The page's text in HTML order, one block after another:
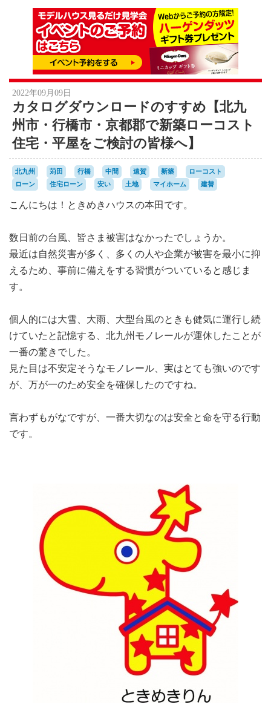
2022年09月09日
カタログダウンロードのすすめ【北九
州市・行橋市・京都郡で新築ローコスト
住宅・平屋をご検討の皆様へ】
北九州 苅田 行橋 中間 遠賀 新築
ローコスト
ローン
住宅ローン 安い 土地 マイホーム 建替
こんにちは！ときめきハウスの本田です。
数日前の台風、皆さま被害はなかったでしょうか。
最近は自然災害が多く、多くの人や企業が被害を最小に抑
えるため、事前に備えをする習慣がついていると感じま
す。
個人的には大雪、大雨、大型台風のときも健気に運行し続
けていたと記憶する、北九州モノレールが運休したことが
一番の驚きでした。
見た目は不安定そうなモノレール、実はとても強いのです
が、万が一のため安全を確保したのですね。
言わずもがなですが、一番大切なのは安全と命を守る行動
です。